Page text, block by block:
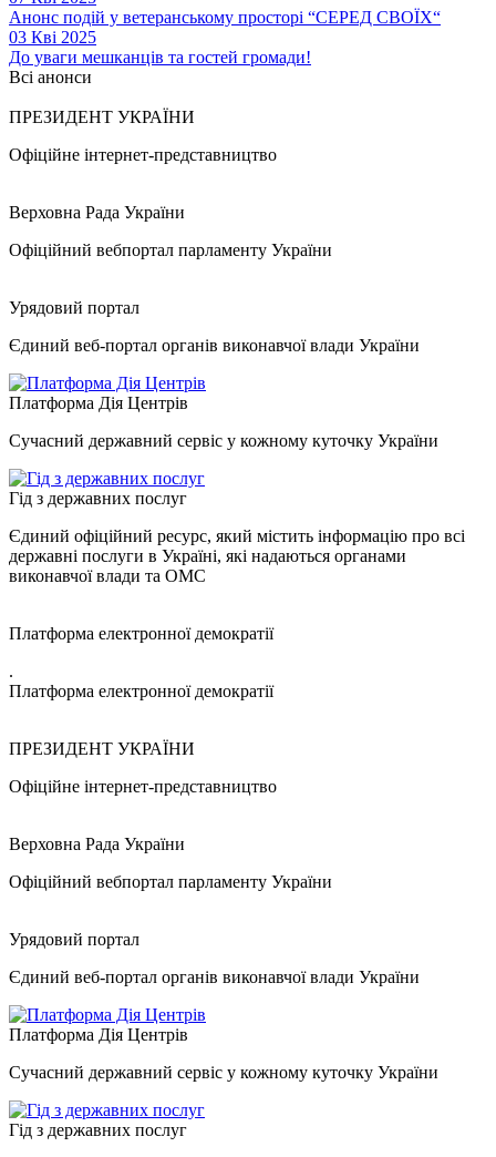
Анонс подій у ветеранському просторі “СЕРЕД СВОЇХ“
03 Кві 2025
До уваги мешканців та гостей громади!
Всі анонси
ПРЕЗИДЕНТ УКРАЇНИ
Офіційне інтернет-представництво
Верховна Рада України
Офіційний вебпортал парламенту України
Урядовий портал
Єдиний веб-портал органів виконавчої влади України
Платформа Дія Центрів
Сучасний державний сервіс у кожному куточку України
Гід з державних послуг
Єдиний офіційний ресурс, який містить інформацію про всі
державні послуги в Україні, які надаються органами
виконавчої влади та ОМС
Платформа електронної демократії
.
Платформа електронної демократії
ПРЕЗИДЕНТ УКРАЇНИ
Офіційне інтернет-представництво
Верховна Рада України
Офіційний вебпортал парламенту України
Урядовий портал
Єдиний веб-портал органів виконавчої влади України
Платформа Дія Центрів
Сучасний державний сервіс у кожному куточку України
Гід з державних послуг